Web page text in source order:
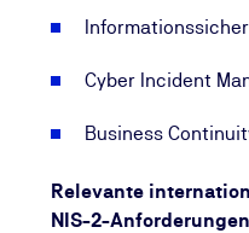
Cyber Incident
Business
Relevante
NIS-2-Anforderungen